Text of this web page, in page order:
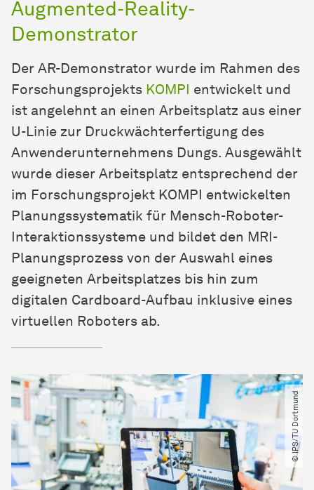
Augmented-Reality-
Demonstrator
Der AR-Demonstrator wurde im Rahmen des
Forschungsprojekts KOMPI entwickelt und
ist angelehnt an einen Arbeitsplatz aus einer
U-Linie zur Druckwächterfertigung des
Anwenderunternehmens Dungs. Ausgewählt
wurde dieser Arbeitsplatz entsprechend der
im Forschungsprojekt KOMPI entwickelten
Planungssystematik für Mensch-Roboter-
Interaktionssysteme und bildet den MRI-
Planungsprozess von der Auswahl eines
geeigneten Arbeitsplatzes bis hin zum
digitalen Cardboard-Aufbau inklusive eines
virtuellen Roboters ab.
© IPS​/​TU Dortmund